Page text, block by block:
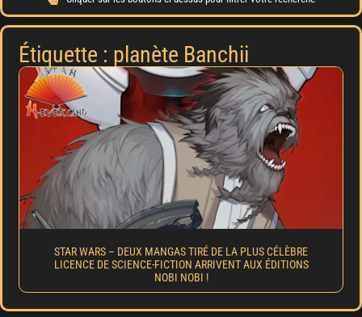
Étiquette : planète Banchii
STAR WARS – DEUX MANGAS TIRÉ DE LA PLUS CÉLÈBRE
LICENCE DE SCIENCE-FICTION ARRIVENT AUX ÉDITIONS
NOBI NOBI !